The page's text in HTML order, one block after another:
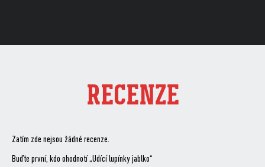
RECENZE
Zatím zde nejsou žádné recenze.
Buďte první, kdo ohodnotí „Udící lupínky jablko“